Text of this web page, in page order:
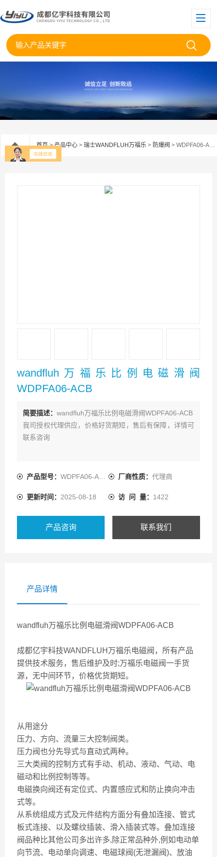
首页>产品中心 > 瑞士WANDFLUH万福乐 > 防爆阀 > WDPFA06-ACB-S-32-G24/WDwandfluh万福乐比例电磁滑阀WDPFA06-ACB
wandfluh万福乐比例电磁滑阀
WDPFA06-ACB
简要描述： wandfluh万福乐比例电磁滑阀WDPFA06-ACB
我司授权代理供应，价格好货期短，售后有保障，详情可
联系咨询
产品型号： WDPFA06-ACB-S-32-G24/WD 厂商性质： 代理商
更新时间： 2025-08-18 访 问 量： 1422
产品咨询 联系我们
产品详情
wandfluh万福乐比例电磁滑阀WDPFA06-ACB
成都亿宇科技WANDFLUH万福乐电磁阀，所有产品
提供技术服务，售后维护及时;万福乐电磁阀一手货
源，无中间环节，价格优货期短。
从用途分
压力、方向、流量三大控制阀类。
压力阀也分先导式与直动式两种。
三大类阀的控制方式有手动、机动、液动、气动、电
磁动和比例控制等等。
电磁换向阀还有定位式、内置感应式和防止换向冲击
式等。
从系统组成方式及元件结构方面分有叠加连接、管式
板式连接、以及螺纹插装、滑入插装式等。叠加连接
阀品种比其他公司多出许多,除正常品种外,例如电动单
向节流、电动单向调速、电磁球阀(无泄漏阀)、放油